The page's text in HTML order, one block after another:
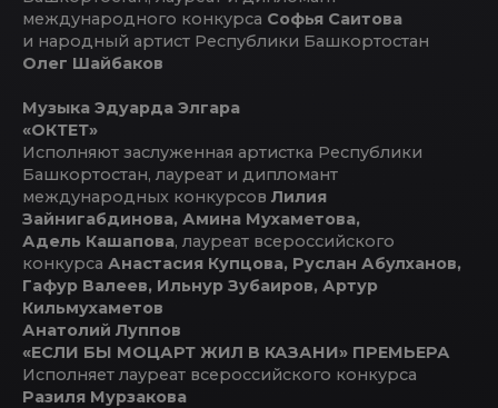
международного конкурса Софья Саитова
и народный артист Республики Башкортостан
Олег Шайбаков
Музыка Эдуарда Элгара
«ОКТЕТ»
Исполняют заслуженная артистка Республики
Башкортостан, лауреат и дипломант
международных конкурсов Лилия
Зайнигабдинова, Амина Мухаметова,
Адель Кашапова, лауреат всероссийского
конкурса Анастасия Купцова, Руслан Абулханов,
Гафур Валеев, Ильнур Зубаиров, Артур
Кильмухаметов
Анатолий Луппов
«ЕСЛИ БЫ МОЦАРТ ЖИЛ В КАЗАНИ» ПРЕМЬЕРА
Исполняет лауреат всероссийского конкурса
Разиля Мурзакова